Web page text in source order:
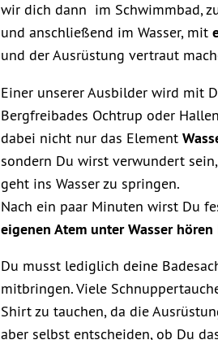
wir dich dann im Schwimmbad,
und anschließend im Wasser, mit
und der Ausrüstung vertraut
Einer unserer Ausbilder wird mit
Bergfreibades Ochtrup oder
dabei nicht nur das Element
sondern Du wirst verwundert
geht ins Wasser zu springen.
Nach ein paar Minuten wirst Du
eigenen Atem unter Wasser hören
Du musst lediglich deine
mitbringen. Viele
Shirt zu tauchen, da die
aber selbst entscheiden, ob Du